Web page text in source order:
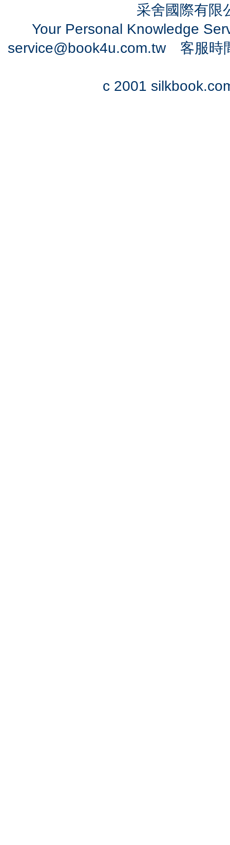
采舍國際有
Your Personal Knowledge
service@book4u.com.tw客服時
c 2001